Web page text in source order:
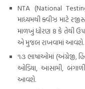
NTA (National
માધ્યમથી ક્વીઝ માટે
માળખું ધોરણ 8 કે તેથી
એ મુજબ રાખવામાં આવશે.
૧૩ ભાષાઓમાં (અંગ્રેજી,
ઓડિયા, આસામી,
આવશે.